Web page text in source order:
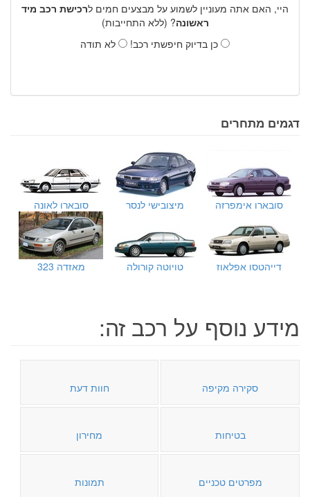
היי, האם אתה מעוניין לשמוע על מבצעים חמים לרכישת רכב מיד
ראשונה? (ללא התחייבות)
כן בדיוק חיפשתי רכב!
לא תודה
דגמים מתחרים
סובארו אימפרזה מיצובישי לנסר סובארו לאונה
דייהטסו אפלאוז טויוטה קורולה מאזדה 323
מידע נוסף על רכב זה:
סקירה מקיפה חוות דעת
בטיחות מחירון
מפרטים טכניים תמונות